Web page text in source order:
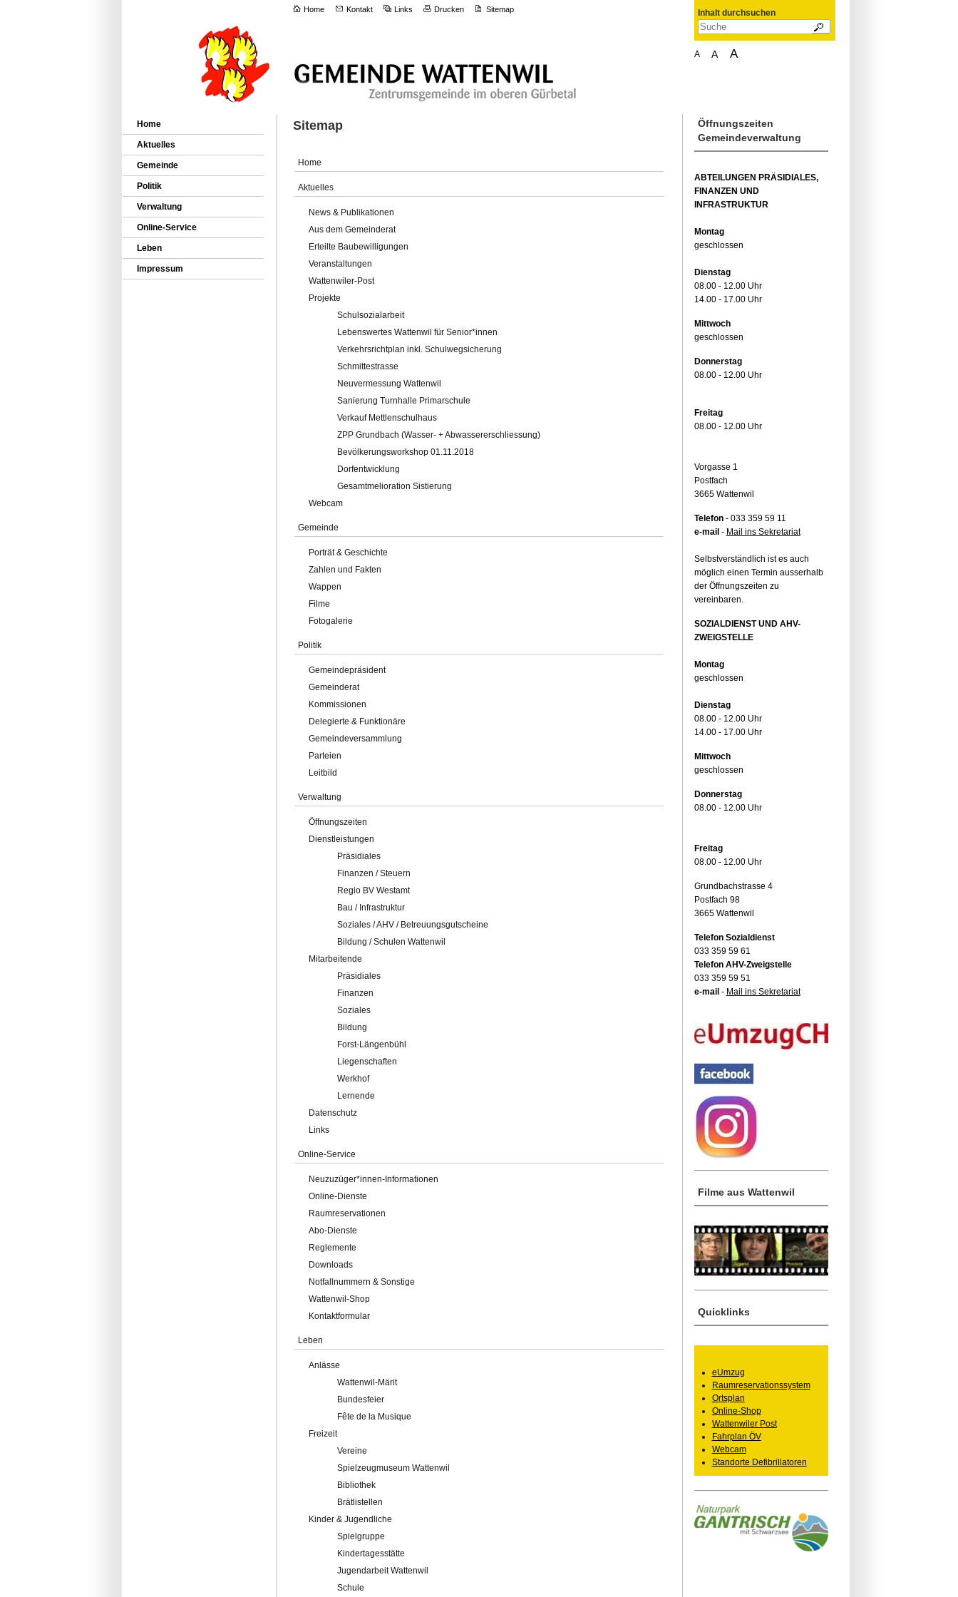
Home Kontakt Links Drucken Sitemap Inhalt durchsuchen
A A A
Home
Aktuelles
Gemeinde
Politik
Verwaltung
Online-Service
Leben
Impressum
Sitemap
Home
Aktuelles
News & Publikationen
Aus dem Gemeinderat
Erteilte Baubewilligungen
Veranstaltungen
Wattenwiler-Post
Projekte
Schulsozialarbeit
Lebenswertes Wattenwil für Senior*innen
Verkehrsrichtplan inkl. Schulwegsicherung
Schmittestrasse
Neuvermessung Wattenwil
Sanierung Turnhalle Primarschule
Verkauf Mettlenschulhaus
ZPP Grundbach (Wasser- + Abwassererschliessung)
Bevölkerungsworkshop 01.11.2018
Dorfentwicklung
Gesamtmelioration Sistierung
Webcam
Gemeinde
Porträt & Geschichte
Zahlen und Fakten
Wappen
Filme
Fotogalerie
Politik
Gemeindepräsident
Gemeinderat
Kommissionen
Delegierte & Funktionäre
Gemeindeversammlung
Parteien
Leitbild
Verwaltung
Öffnungszeiten
Dienstleistungen
Präsidiales
Finanzen / Steuern
Regio BV Westamt
Bau / Infrastruktur
Soziales / AHV / Betreuungsgutscheine
Bildung / Schulen Wattenwil
Mitarbeitende
Präsidiales
Finanzen
Soziales
Bildung
Forst-Längenbühl
Liegenschaften
Werkhof
Lernende
Datenschutz
Links
Online-Service
Neuzuzüger*innen-Informationen
Online-Dienste
Raumreservationen
Abo-Dienste
Reglemente
Downloads
Notfallnummern & Sonstige
Wattenwil-Shop
Kontaktformular
Leben
Anlässe
Wattenwil-Märit
Bundesfeier
Fête de la Musique
Freizeit
Vereine
Spielzeugmuseum Wattenwil
Bibliothek
Brätlistellen
Kinder & Jugendliche
Spielgruppe
Kindertagesstätte
Jugendarbeit Wattenwil
Schule
Öffnungszeiten
Gemeindeverwaltung
ABTEILUNGEN PRÄSIDIALES,
FINANZEN UND
INFRASTRUKTUR
Montag
geschlossen
Dienstag
08.00 - 12.00 Uhr
14.00 - 17.00 Uhr
Mittwoch
geschlossen
Donnerstag
08.00 - 12.00 Uhr
Freitag
08.00 - 12.00 Uhr
Vorgasse 1
Postfach
3665 Wattenwil
Telefon- 033 359 59 11
e-mail - Mail ins Sekretariat
Selbstverständlich ist es auch
möglich einen Termin ausserhalb
der Öffnungszeiten zu
vereinbaren.
SOZIALDIENST UND AHV-
ZWEIGSTELLE
Montag
geschlossen
Dienstag
08.00 - 12.00 Uhr
14.00 - 17.00 Uhr
Mittwoch
geschlossen
Donnerstag
08.00 - 12.00 Uhr
Freitag
08.00 - 12.00 Uhr
Grundbachstrasse 4
Postfach 98
3665 Wattenwil
Telefon Sozialdienst
033 359 59 61
Telefon AHV-Zweigstelle
033 359 59 51
e-mail - Mail ins Sekretariat
Filme aus Wattenwil
Quicklinks
eUmzug
Raumreservationssystem
Ortsplan
Online-Shop
Wattenwiler Post
Fahrplan ÖV
Webcam
Standorte Defibrillatoren